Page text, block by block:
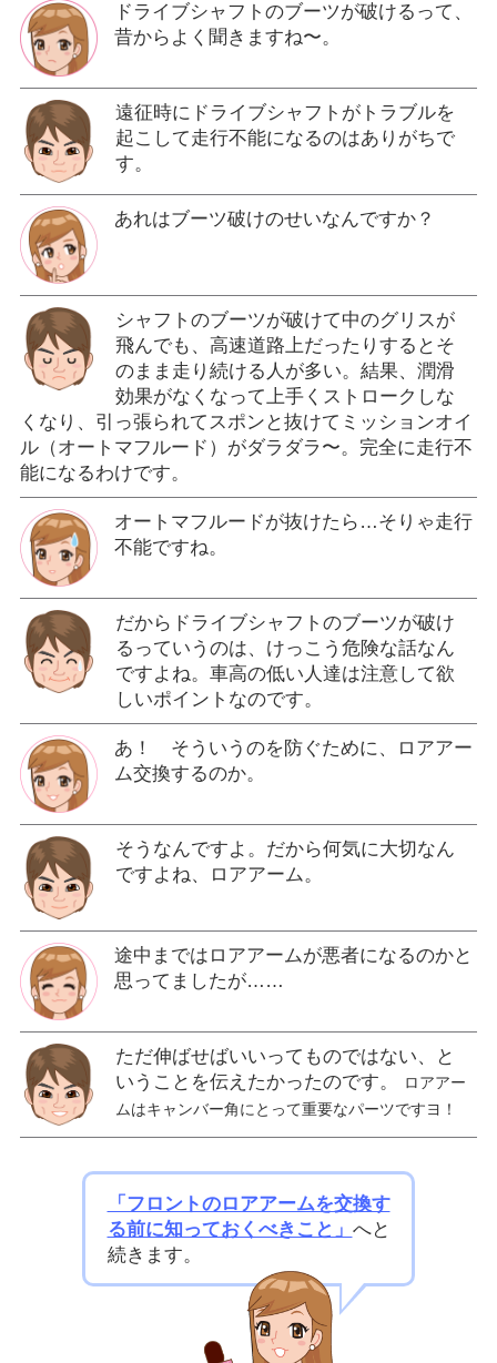
ドライブシャフトのブーツが破けるって、
昔からよく聞きますね〜。
遠征時にドライブシャフトがトラブルを
起こして走行不能になるのはありがちで
す。
あれはブーツ破けのせいなんですか？
シャフトのブーツが破けて中のグリスが
飛んでも、高速道路上だったりするとそ
のまま走り続ける人が多い。結果、潤滑
効果がなくなって上手くストロークしな
くなり、引っ張られてスポンと抜けてミッションオイ
ル（オートマフルード）がダラダラ〜。完全に走行不
能になるわけです。
オートマフルードが抜けたら…そりゃ走行
不能ですね。
だからドライブシャフトのブーツが破け
るっていうのは、けっこう危険な話なん
ですよね。車高の低い人達は注意して欲
しいポイントなのです。
あ！ そういうのを防ぐために、ロアアー
ム交換するのか。
そうなんですよ。だから何気に大切なん
ですよね、ロアアーム。
途中まではロアアームが悪者になるのかと
思ってましたが……
ただ伸ばせばいいってものではない、と
いうことを伝えたかったのです。
ロアアー
ムはキャンバー角にとって重要なパーツですヨ！
「フロントのロアアームを交換す
る前に知っておくべきこと」 へと
続きます。